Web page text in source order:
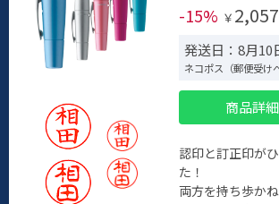
-15% ￥ 2,057
発送日：8月10
ネコポス（郵便受け
商品詳
認印と訂正印が
た！
両方を持ち歩か